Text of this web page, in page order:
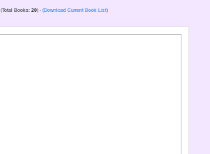
(Total Books: 20) - (Download Current Book List)